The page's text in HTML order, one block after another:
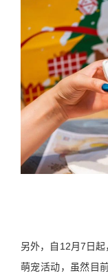
另外，自12月7日起
萌宠活动，虽然目